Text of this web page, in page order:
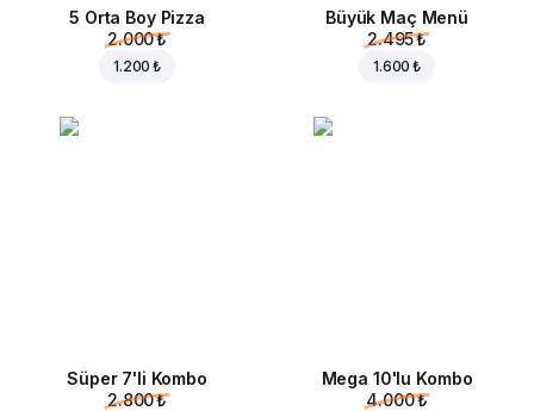
5 Orta Boy Pizza
2.000 ₺
1.200 ₺
Büyük Maç Menü
2.495 ₺
1.600 ₺
Süper 7'li Kombo
2.800 ₺
Mega 10'lu Kombo
4.000 ₺